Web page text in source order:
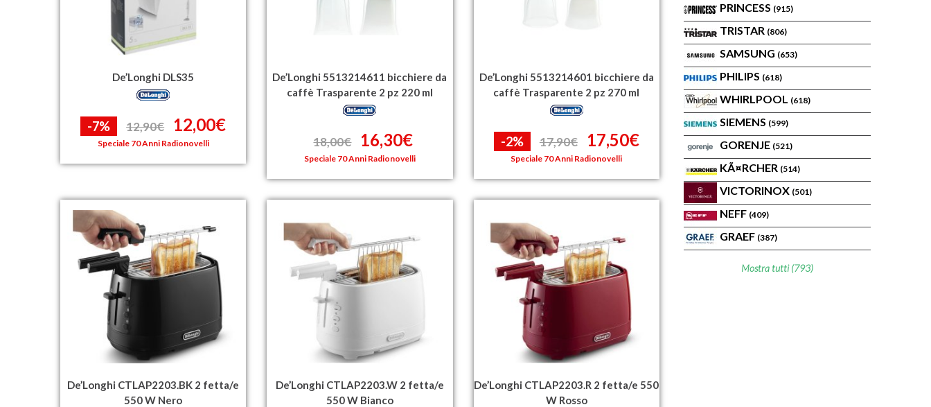
PRINCESS (915)
TRISTAR (806)
SAMSUNG (653)
PHILIPS (618)
WHIRLPOOL (618)
SIEMENS (599)
GORENJE (521)
KÃ¤RCHER (514)
VICTORINOX (501)
NEFF (409)
GRAEF (387)
Mostra tutti (793)
De’Longhi DLS35
-7% 12,90€ 12,00€
Speciale 70 Anni Radionovelli
De’Longhi 5513214611 bicchiere da
caffè Trasparente 2 pz 220 ml
18,00€ 16,30€
Speciale 70 Anni Radionovelli
De’Longhi 5513214601 bicchiere da
caffè Trasparente 2 pz 270 ml
-2% 17,90€ 17,50€
Speciale 70 Anni Radionovelli
De’Longhi CTLAP2203.BK 2 fetta/e
550 W Nero
De’Longhi CTLAP2203.W 2 fetta/e
550 W Bianco
De’Longhi CTLAP2203.R 2 fetta/e 550
W Rosso